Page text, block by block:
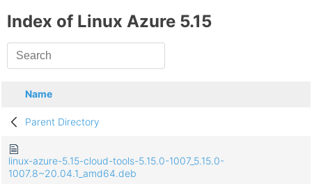
Index of Linux Azure 5.15
Name
Parent Directory
linux-azure-5.15-cloud-tools-5.15.0-1007_5.15.0-
1007.8~20.04.1_amd64.deb